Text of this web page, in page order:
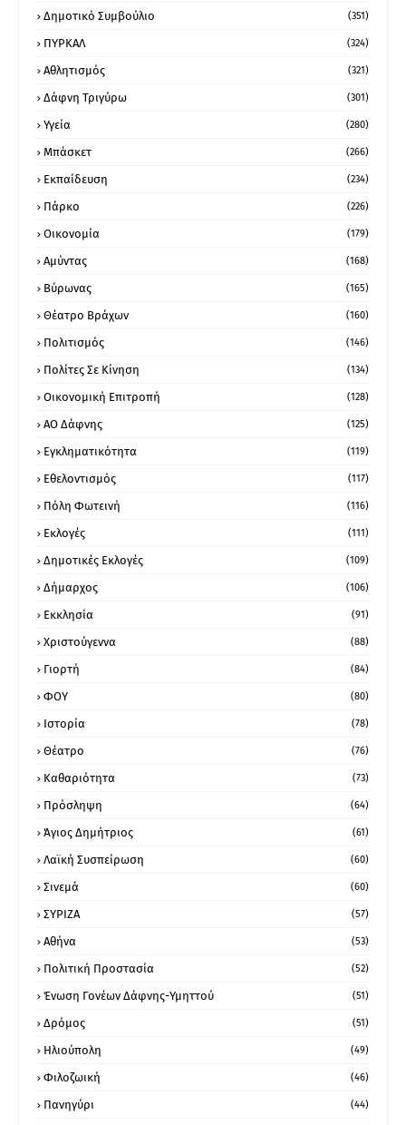
Δημοτικό Συμβούλιο (351)
ΠΥΡΚΑΛ (324)
Αθλητισμός (321)
Δάφνη Τριγύρω (301)
Υγεία (280)
Μπάσκετ (266)
Εκπαίδευση (234)
Πάρκο (226)
Οικονομία (179)
Αμύντας (168)
Βύρωνας (165)
Θέατρο Βράχων (160)
Πολιτισμός (146)
Πολίτες Σε Κίνηση (134)
Οικονομική Επιτροπή (128)
ΑΟ Δάφνης (125)
Εγκληματικότητα (119)
Εθελοντισμός (117)
Πόλη Φωτεινή (116)
Εκλογές (111)
Δημοτικές Εκλογές (109)
Δήμαρχος (106)
Εκκλησία (91)
Χριστούγεννα (88)
Γιορτή (84)
ΦΟΥ (80)
Ιστορία (78)
Θέατρο (76)
Καθαριότητα (73)
Πρόσληψη (64)
Άγιος Δημήτριος (61)
Λαϊκή Συσπείρωση (60)
Σινεμά (60)
ΣΥΡΙΖΑ (57)
Αθήνα (53)
Πολιτική Προστασία (52)
Ένωση Γονέων Δάφνης-Υμηττού (51)
Δρόμος (51)
Ηλιούπολη (49)
Φιλοζωική (46)
Πανηγύρι (44)